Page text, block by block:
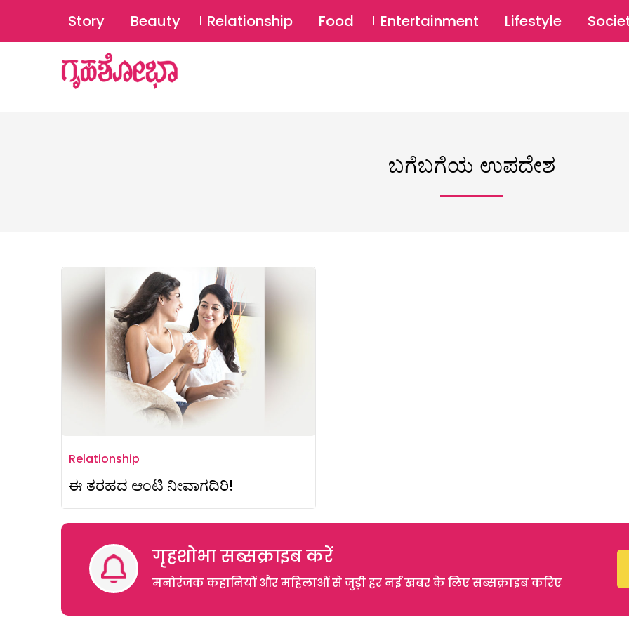
Story Beauty Relationship Food Entertainment Lifestyle
ಬಗೆಬಗೆಯ ಉಪದೇಶ
Relationship
ಈ ತರಹದ ಆಂಟಿ ನೀವಾಗದಿರಿ!
गृहशोभा सब्सक्राइब करें
मनोरंजक कहानियों और महिलाओं से जुड़ी हर नई खबर के लिए सब्सक्राइब करिए